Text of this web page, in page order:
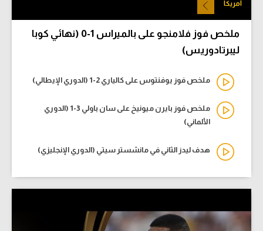
أمريكا
ملخص فوز فلامنجو على بالميراس 1-0 (نهائي كوبا
ليبرتادوريس)
ملخص فوز يوفنتوس على كالياري 2-1 (الدوري الإيطالي)
ملخص فوز بايرن ميونيخ على سان باولي 3-1 (الدوري
الألماني)
هدف ليدز الثاني في مانشستر سيتي (الدوري الإنجليزي)